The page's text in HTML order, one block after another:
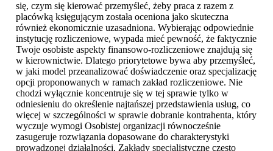
się, czym się kierować przemyśleć, żeby praca z razem z
placówką księgującym została oceniona jako skuteczna
również ekonomicznie uzasadniona. Wybierając odpowiednie
instytucję rozliczeniowe, wypada mieć pewność, że faktycznie
Twoje osobiste aspekty finansowo-rozliczeniowe znajdują się
w kierownictwie. Dlatego priorytetowe bywa aby przemyśleć,
w jaki model przeanalizować doświadczenie oraz specjalizację
opcji proponowanych w ramach zakład rozliczeniowe. Nie
chodzi wyłącznie koncentruje się w tej sprawie tylko w
odniesieniu do określenie najtańszej przedstawienia usług, co
więcej w szczególności w sprawie dobranie kontrahenta, który
wyczuje wymogi Osobistej organizacji równocześnie
zasugeruje rozwiązania dopasowane do charakterystyki
prowadzonej działalności. Zakłady specjalistyczne często